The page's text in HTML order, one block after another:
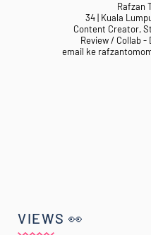
Rafzan
34 | Kuala
Content Creator,
Review / Collab -
email ke
VIEWS 👀